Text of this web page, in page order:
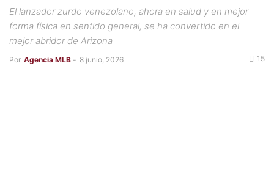
El lanzador zurdo venezolano, ahora en salud y en mejor
forma física en sentido general, se ha convertido en el
mejor abridor de Arizona
Por Agencia MLB - 8 junio, 2026 15